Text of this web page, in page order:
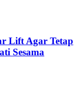
Lift Agar Tetap
Sesama